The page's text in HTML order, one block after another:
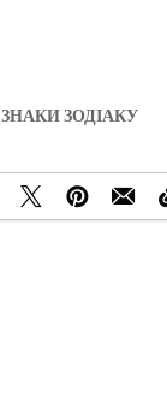
ЗНАКИ ЗОДІАКУ